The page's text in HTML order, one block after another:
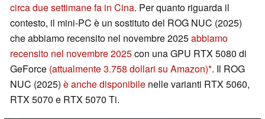
circa due settimane fa in Cina. Per quanto riguarda il
contesto, il mini-PC è un sostituto del ROG NUC (2025)
che abbiamo recensito nel novembre 2025abbiamo
recensito nel novembre 2025con una GPU RTX 5080 di
GeForce (attualmente 3.758 dollari su Amazon) . Il ROG
NUC (2025) è anche disponibile nelle varianti RTX 5060,
RTX 5070 e RTX 5070 Ti.